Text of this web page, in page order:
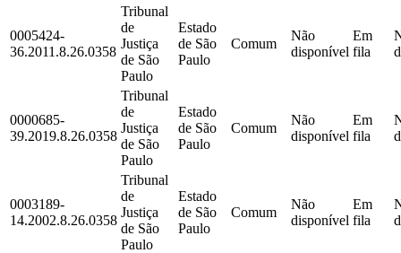
0005424-
36.2011.8.26.0358
Tribunal
de
Justiça
de São
Paulo
Estado
de São
Paulo
Comum
Não
disponível
Em
fila
0000685-
39.2019.8.26.0358
Tribunal
de
Justiça
de São
Paulo
Estado
de São
Paulo
Comum
Não
disponível
Em
fila
0003189-
14.2002.8.26.0358
Tribunal
de
Justiça
de São
Paulo
Estado
de São
Paulo
Comum
Não
disponível
Em
fila